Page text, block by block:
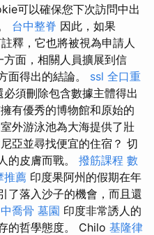
可以確保您下次訪問中出
台中整脊 因此，如果
釋，它也將被視為申請人
方面，相關人員擴展到信
面得出的結論。 ssl 全口重
必須刪除包含數據主體得出
有優秀的博物館和原始的
外游泳池為大海提供了壯
亞並尋找便宜的住宿？ 切
的皮膚而戰。 撥筋課程 數
推薦 印度果阿州的假期在年
了落入沙子的機會，而且還
喬骨 墓園 印度非常誘人的
的哲學態度。 Chilo 基隆律